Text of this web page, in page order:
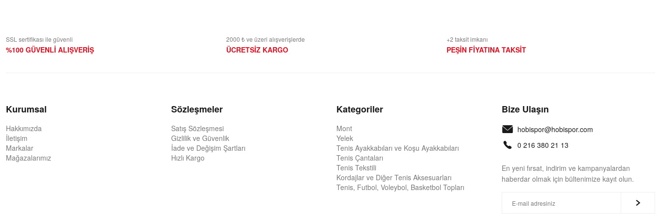
SSL sertifikası ile güvenli
%100 GÜVENLİ ALIŞVERİŞ
2000 ₺ ve üzeri alışverişlerde
ÜCRETSİZ KARGO
+2 taksit imkanı
PEŞİN FİYATINA TAKSİT
Kurumsal
Hakkımızda
İletişim
Markalar
Mağazalarımız
Sözleşmeler
Satış Sözleşmesi
Gizlilik ve Güvenlik
İade ve Değişim Şartları
Hızlı Kargo
Kategoriler
Mont
Yelek
Tenis Ayakkabıları ve Koşu Ayakkabıları
Tenis Çantaları
Tenis Tekstili
Kordajlar ve Diğer Tenis Aksesuarları
Tenis, Futbol, Voleybol, Basketbol Topları
Bize Ulaşın
hobispor@hobispor.com
0 216 380 21 13
En yeni fırsat, indirim ve kampanyalardan
haberdar olmak için bültenimize kayıt olun.